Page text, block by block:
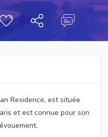
Residence, est située
et est connue pour son